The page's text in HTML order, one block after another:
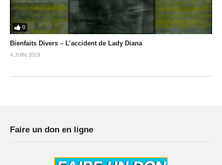
0
Bienfaits Divers – L’accident de Lady Diana
4 JUIN 2019
Faire un don en ligne